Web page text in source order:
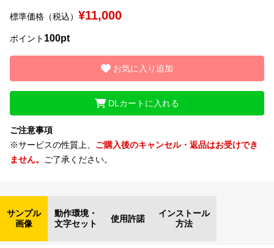
標準価格（税込） ¥11,000
ポイント 100pt
お気に入り追加
DLカートに入れる
ご注意事項
※サービスの性質上、 ご購入後のキャンセル・返品はお受けでき
ません。 ご了承ください。
サンプル
画像
動作環境・
文字セット
使用許諾
インストール
方法